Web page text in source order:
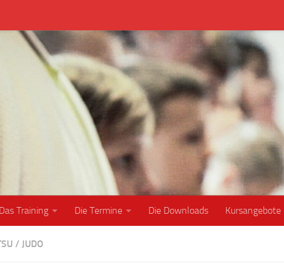
Das Training Die Termine Die Downloads Kursangebote
/ JUDO